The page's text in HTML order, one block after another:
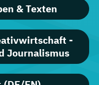
& Texten
-
Journalismus